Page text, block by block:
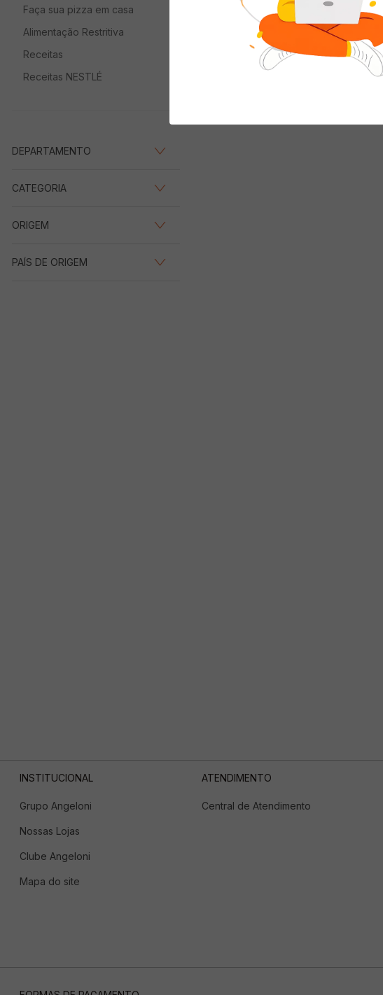
Faça sua pizza em casa
Alimentação Restritiva
Receitas
Receitas NESTLÉ
DEPARTAMENTO
CATEGORIA
ORIGEM
PAÍS DE ORIGEM
INSTITUCIONAL
Grupo Angeloni
Nossas Lojas
Clube Angeloni
Mapa do site
ATENDIMENTO
Central de Atendimento